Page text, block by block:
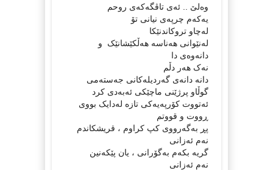
وه‌لێ .. ئه‌ی تاڤگه‌که‌ی روحم
یه‌که‌م چرپه‌ی نیانی تۆ
له‌چاو تروکاندنێکا
له‌نێوانی هه‌ناسه‌ هه‌ڵکێشانێک و
دانه‌وه‌ی دا
نه‌ک هه‌ر دڵم
دانه‌ دانه‌ی گه‌ردیله‌کانی جه‌سته‌می
گوڵاو پرژێنی ماچێکی ئه‌به‌دی کرد
ئه‌تووت کۆرپه‌یه‌کی تازه‌ له‌دایک بووی
ڕووت و قووتم
پڕ به‌گه‌رووی کپ کراوم ، قریشکاندم
نه‌م ئه‌زانی
گریه‌ بکه‌م به‌گۆرانی ، یان پێکه‌نین
نه‌م ئه‌زانی